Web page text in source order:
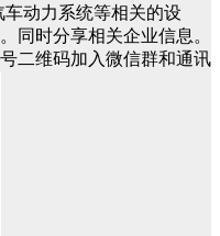
动力系统等相关的设
同时分享相关企业信息。
二维码加入微信群和通讯